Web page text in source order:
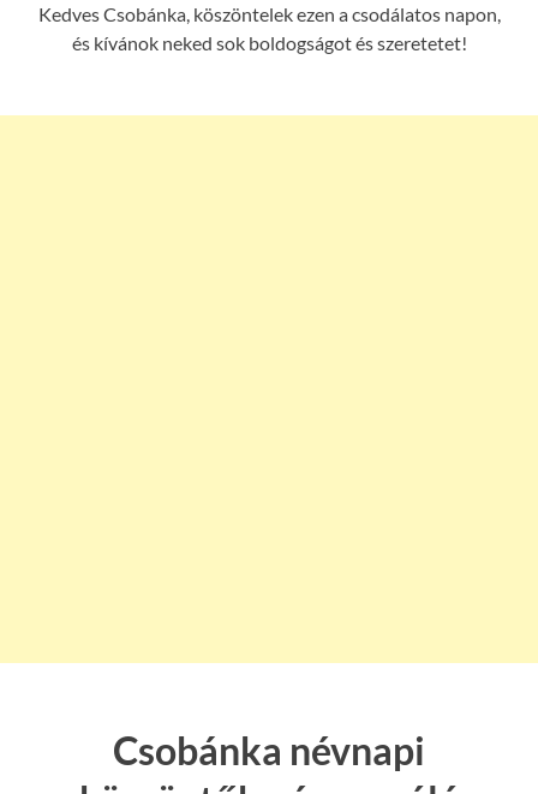
Kedves Csobánka, köszöntelek ezen a csodálatos napon,
és kívánok neked sok boldogságot és szeretetet!
Csobánka névnapi